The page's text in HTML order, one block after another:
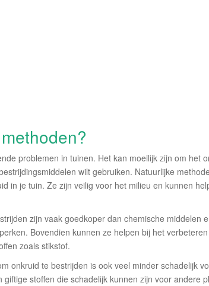
problemen in tuinen. Het kan moeilijk zijn om het
wilt gebruiken. Natuurlijke
in je tuin. Ze zijn veilig voor het milieu en kunnen
zijn vaak goedkoper dan chemische middelen
Bovendien kunnen ze helpen bij het
zoals stikstof.
onkruid te bestrijden is ook veel minder schadelijk
stoffen die schadelijk kunnen zijn voor andere